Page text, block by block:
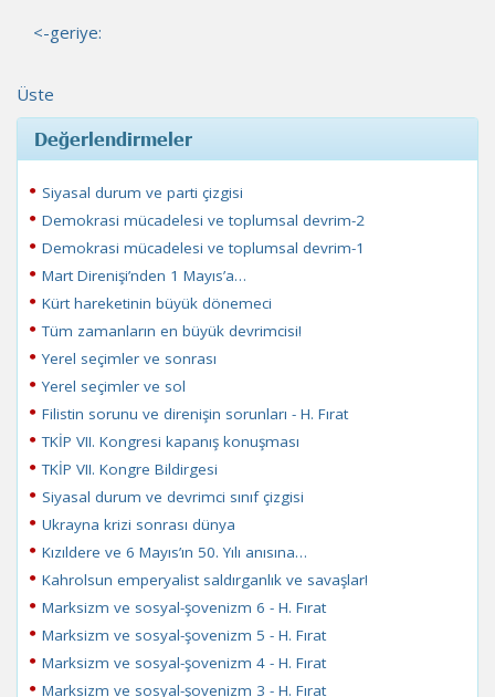
<-geriye:
Üste
Değerlendirmeler
Siyasal durum ve parti çizgisi
Demokrasi mücadelesi ve toplumsal devrim-2
Demokrasi mücadelesi ve toplumsal devrim-1
Mart Direnişi’nden 1 Mayıs’a…
Kürt hareketinin büyük dönemeci
Tüm zamanların en büyük devrimcisi!
Yerel seçimler ve sonrası
Yerel seçimler ve sol
Filistin sorunu ve direnişin sorunları - H. Fırat
TKİP VII. Kongresi kapanış konuşması
TKİP VII. Kongre Bildirgesi
Siyasal durum ve devrimci sınıf çizgisi
Ukrayna krizi sonrası dünya
Kızıldere ve 6 Mayıs’ın 50. Yılı anısına…
Kahrolsun emperyalist saldırganlık ve savaşlar!
Marksizm ve sosyal-şovenizm 6 - H. Fırat
Marksizm ve sosyal-şovenizm 5 - H. Fırat
Marksizm ve sosyal-şovenizm 4 - H. Fırat
Marksizm ve sosyal-şovenizm 3 - H. Fırat